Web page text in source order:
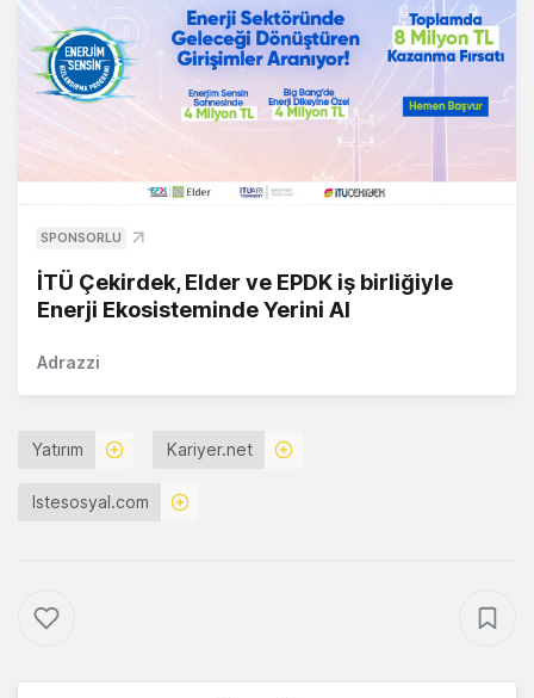
SPONSORLU
İTÜ Çekirdek, Elder ve EPDK iş birliğiyle
Enerji Ekosisteminde Yerini Al
Adrazzi
Yatırım Kariyer.net
Istesosyal.com